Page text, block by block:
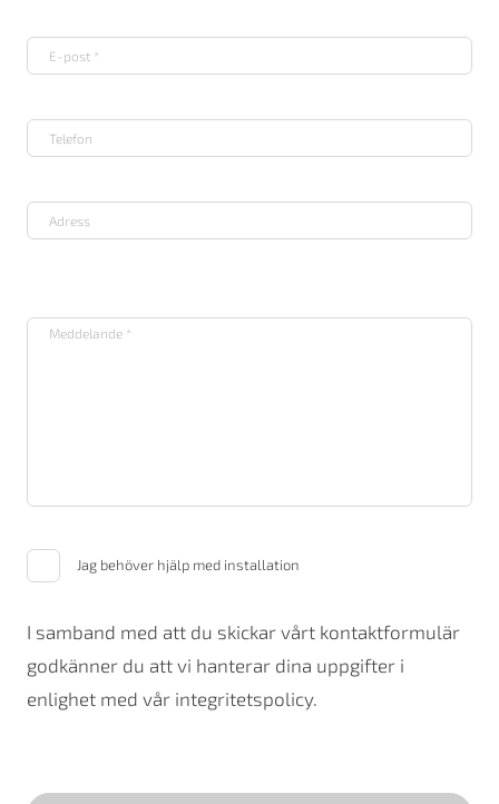
Jag behöver hjälp med installation
I samband med att du skickar vårt kontaktformulär
godkänner du att vi hanterar dina uppgifter i
enlighet med vår integritetspolicy.